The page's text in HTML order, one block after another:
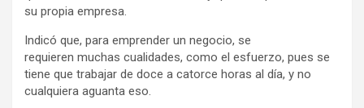
su propia empresa.
Indicó que, para emprender un negocio, se
requieren muchas cualidades, como el esfuerzo, pues se
tiene que trabajar de doce a catorce horas al día, y no
cualquiera aguanta eso.